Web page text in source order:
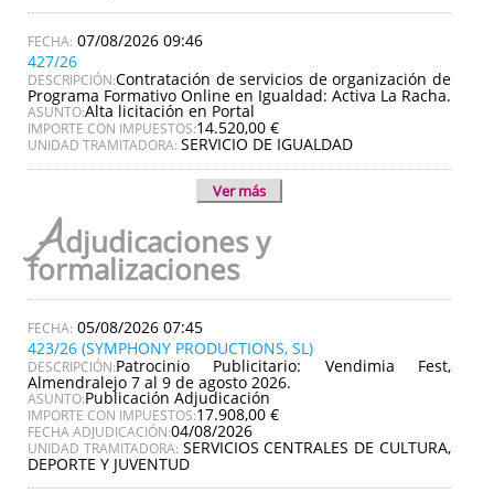
07/08/2026 09:46
427/26
DESCRIPCIÓN:Contratación de servicios de organización de
Programa Formativo Online en Igualdad: Activa La Racha.
ASUNTO:Alta licitación en Portal
IMPORTE CON IMPUESTOS:14.520,00 €
UNIDAD TRAMITADORA: SERVICIO DE IGUALDAD
Ver más
Adjudicaciones y
formalizaciones
05/08/2026 07:45
423/26 (SYMPHONY PRODUCTIONS, SL)
DESCRIPCIÓN:Patrocinio Publicitario: Vendimia Fest,
Almendralejo 7 al 9 de agosto 2026.
ASUNTO:Publicación Adjudicación
IMPORTE CON IMPUESTOS:17.908,00 €
FECHA ADJUDICACIÓN:04/08/2026
UNIDAD TRAMITADORA: SERVICIOS CENTRALES DE CULTURA,
DEPORTE Y JUVENTUD